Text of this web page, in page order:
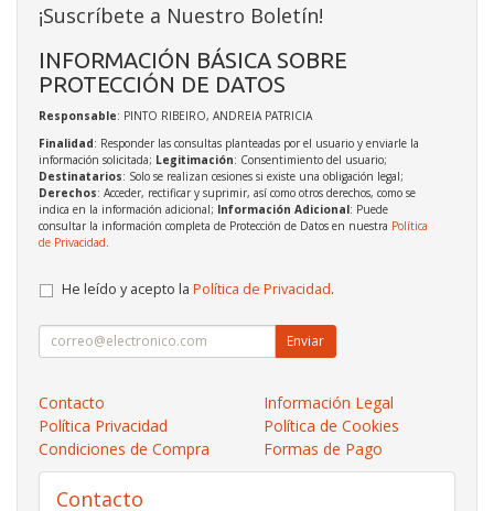
¡Suscríbete a Nuestro Boletín!
INFORMACIÓN BÁSICA SOBRE
PROTECCIÓN DE DATOS
Responsable: PINTO RIBEIRO, ANDREIA PATRICIA
Finalidad: Responder las consultas planteadas por el usuario y enviarle la
información solicitada; Legitimación: Consentimiento del usuario;
Destinatarios: Solo se realizan cesiones si existe una obligación legal;
Derechos: Acceder, rectificar y suprimir, así como otros derechos, como se
indica en la información adicional; Información Adicional: Puede
consultar la información completa de Protección de Datos en nuestra Política
de Privacidad
He leído y acepto la Política de Privacidad.
Enviar
Contacto
Información Legal
Política Privacidad
Política de Cookies
Condiciones de Compra
Formas de Pago
Contacto